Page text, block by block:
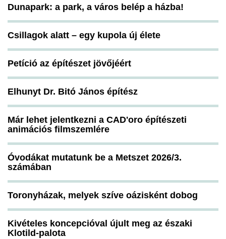
Dunapark: a park, a város belép a házba!
Csillagok alatt – egy kupola új élete
Petíció az építészet jövőjéért
Elhunyt Dr. Bitó János építész
Már lehet jelentkezni a CAD'oro építészeti
animációs filmszemlére
Óvodákat mutatunk be a Metszet 2026/3.
számában
Toronyházak, melyek szíve oázisként dobog
Kivételes koncepcióval újult meg az északi
Klotild-palota